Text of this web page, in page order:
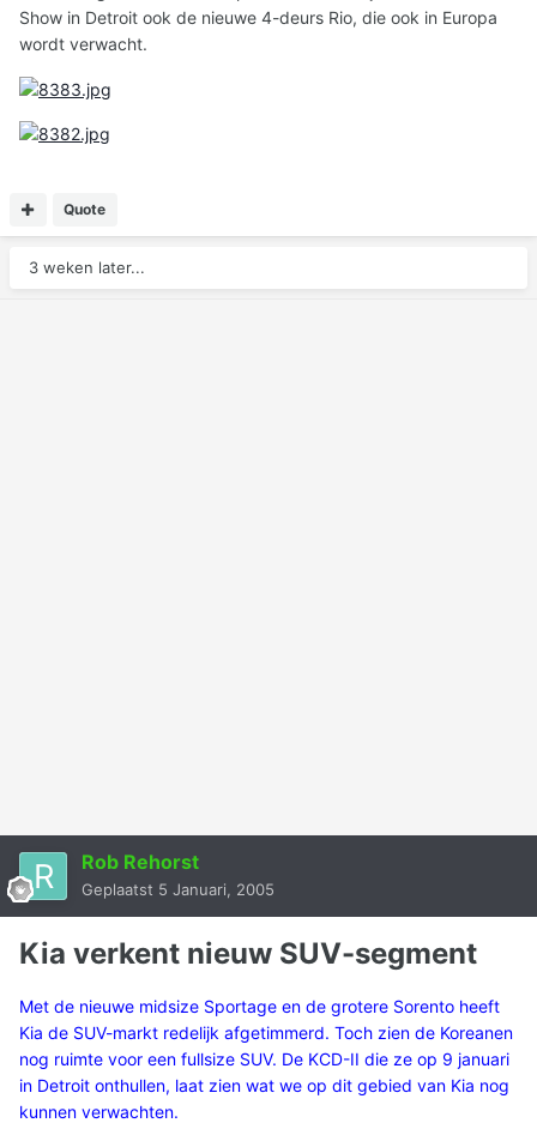
Show in Detroit ook de nieuwe 4-deurs Rio, die ook in Europa
wordt verwacht.
Quote
3 weken later...
Rob Rehorst
Geplaatst 5 Januari, 2005
Kia verkent nieuw SUV-segment
Met de nieuwe midsize Sportage en de grotere Sorento heeft
Kia de SUV-markt redelijk afgetimmerd. Toch zien de Koreanen
nog ruimte voor een fullsize SUV. De KCD-II die ze op 9 januari
in Detroit onthullen, laat zien wat we op dit gebied van Kia nog
kunnen verwachten.